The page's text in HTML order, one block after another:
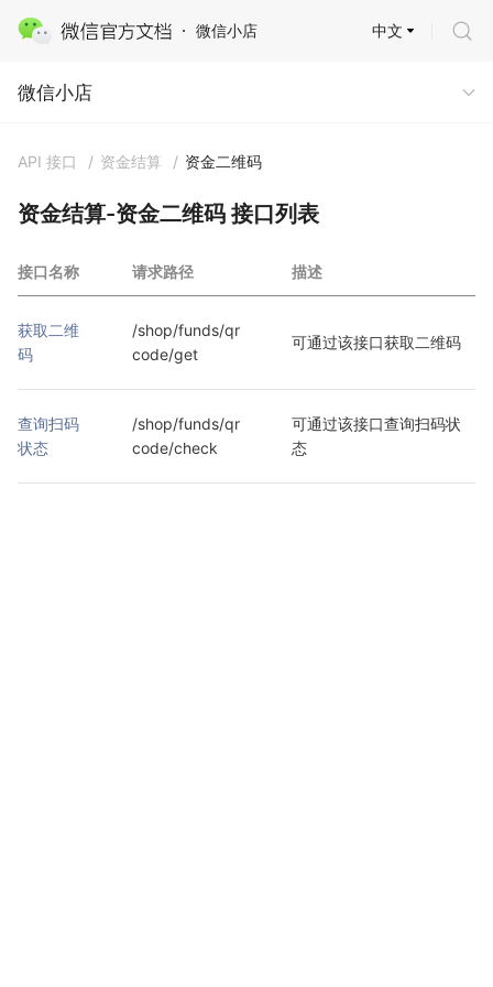
微信小店
微信小店
中文
微信小店
API 接口 / 资金结算 / 资金二维码
资金结算-资金二维码 接口列表
接口名称 请求路径 描述
获取二维
码
/shop/funds/qr
code/get
可通过该接口获取二维码
查询扫码
状态
/shop/funds/qr
code/check
可通过该接口查询扫码状
态